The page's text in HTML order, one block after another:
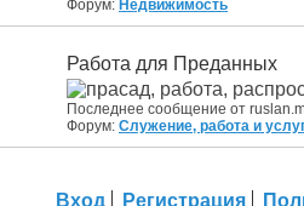
Форум: Недвижимость
Работа для Преданных
Последнее сообщение от
Форум: Служение, работа и
Вход Регистрация